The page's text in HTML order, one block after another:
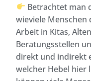
Betrachtet man
wieviele Menschen
Arbeit in Kitas,
Beratungsstellen
direkt und indirekt
welcher Hebel hier